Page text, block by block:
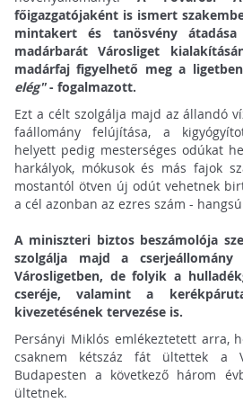
főigazgatójaként is ismert
mintakert és tanösvény
madárbarát Városliget
madárfaj figyelhető meg a
elég"- fogalmazott.
Ezt a célt szolgálja majd az állandó
faállomány felújítása, a
helyett pedig mesterséges odúkat
harkályok, mókusok és más fajok
mostantól ötven új odút vehetnek
a cél azonban az ezres szám -
A miniszteri biztos beszámolója
szolgálja majd a
Városligetben, de folyik a
cseréje, valamint a
kivezetésének tervezése is.
Persányi Miklós emlékeztetett arra,
csaknem kétszáz fát ültettek a
Budapesten a következő három
ültetnek.